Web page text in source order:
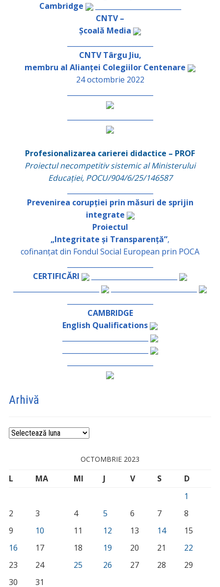
Cambridge
_________________________
CNTV –
Școală Media
CNTV Târgu Jiu,
membru al Alianței Colegiilor Centenare
24 octombrie 2022
Profesionalizarea carierei didactice – PROF
Proiectul necompetitiv sistemic al Ministerului
Educației, POCU/904/6/25/146587
Prevenirea corupției prin măsuri de sprijin
integrate
Proiectul
„Integritate și Transparență”,
cofinanțat din Fondul Social European prin POCA
CERTIFICĂRI
CAMBRIDGE
English Qualifications
Arhivă
Arhivă
OCTOMBRIE 2023
L MA MI J V S
D
1
2
3 4 5 6 7
8
9
10 11 12 13 14
15
16
17 18 19 20 21
22
23
24 25 26 27 28
29
30
31